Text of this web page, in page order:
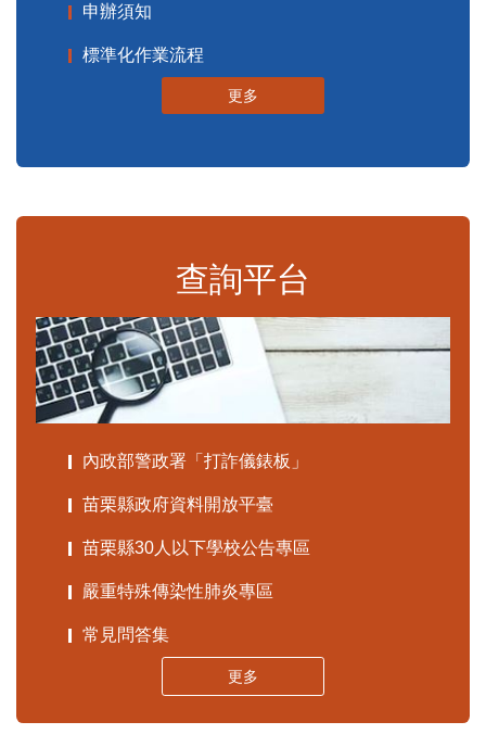
申辦須知
標準化作業流程
更多
查詢平台
內政部警政署「打詐儀錶板」
苗栗縣政府資料開放平臺
苗栗縣30人以下學校公告專區
嚴重特殊傳染性肺炎專區
常見問答集
更多